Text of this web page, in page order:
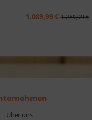
1.089,99 € 1.289,99 €
Über uns